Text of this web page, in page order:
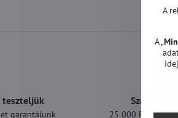
teszteljük
garantálunk
Szállítás
25 000 Ft felett
A
A „